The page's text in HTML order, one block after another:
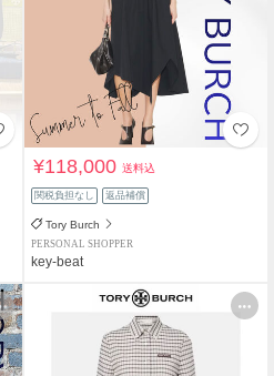
¥118,000送料込
関税負担なし 返品補償
Tory Burch
PERSONAL SHOPPER
key-beat